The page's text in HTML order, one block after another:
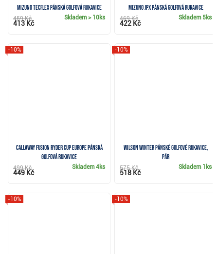
Mizuno TecFlex pánská golfová rukavice
Skladem> 10ks
459 Kč
413 Kč
Mizuno JPX pánská golfová rukavice
Skladem 5ks
469 Kč
422 Kč
Callaway Fusion Ryder Cup Europe pánská
golfová rukavice
-10%
Skladem4ks
499 Kč
449 Kč
Wilson Winter pánské golfové rukavice,
pár
-10%
Skladem 1ks
575 Kč
518 Kč
-10% -10%